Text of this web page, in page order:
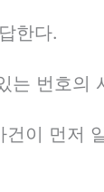
한다.
는 번호의
건이 먼저